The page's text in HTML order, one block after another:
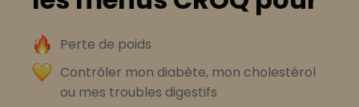
Perte de poids
Contrôler mon diabète, mon cholestérol
ou mes troubles digestifs